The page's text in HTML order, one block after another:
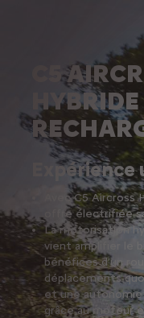
C5
HYBRIDE
Avec C5 Aircross
offre électrifiée
La motorisation
vient amplifier le
bénéfices d’un
déplacements
et une
grâce au moteur